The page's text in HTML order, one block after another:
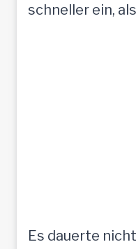
schneller ein,
Es dauerte